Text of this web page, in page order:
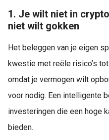
1. Je wilt niet in
niet wilt gokken
Het beleggen van je eigen
kwestie met reële risico’s
omdat je vermogen wilt
voor nodig. Een intelligente
investeringen die een hoge
bieden.